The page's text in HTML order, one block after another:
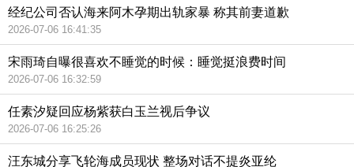
经纪公司否认海来阿木孕期出轨家暴 称其前妻道歉
2026-07-06 16:41:35
宋雨琦自曝很喜欢不睡觉的时候：睡觉挺浪费时间
2026-07-06 16:32:59
任素汐疑回应杨紫获白玉兰视后争议
2026-07-06 16:25:26
汪东城分享飞轮海成员现状 整场对话不提炎亚纶